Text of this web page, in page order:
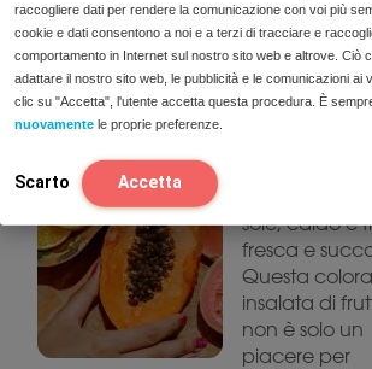
raccogliere dati per rendere la comunicazione con voi più
cookie e dati consentono a noi e a terzi di tracciare e
comportamento in Internet sul nostro sito web e altrove. Ciò
adattare il nostro sito web, le pubblicità e le comunicazioni ai
clic su "Accetta", l'utente accetta questa procedura. È
nuovamente le proprie preferenze.
Scarto Accetta
riso bianco
g petto di
sole, caldo e
fresca e
Questa
insalata di
non è solo un
piacere per